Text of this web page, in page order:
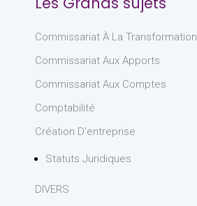
Commissariat À La Transformation
Commissariat Aux Apports
Commissariat Aux Comptes
Comptabilité
Création D'entreprise
Statuts Juridiques
DIVERS